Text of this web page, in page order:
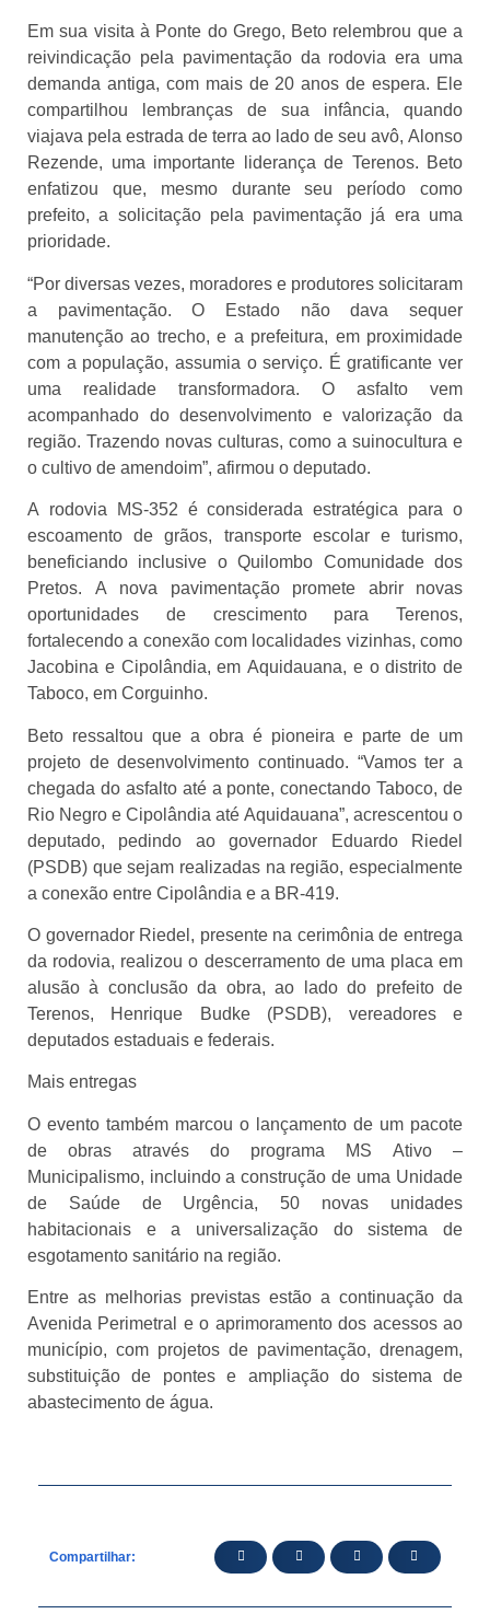
Em sua visita à Ponte do Grego, Beto relembrou que a
reivindicação pela pavimentação da rodovia era uma
demanda antiga, com mais de 20 anos de espera. Ele
compartilhou lembranças de sua infância, quando
viajava pela estrada de terra ao lado de seu avô, Alonso
Rezende, uma importante liderança de Terenos. Beto
enfatizou que, mesmo durante seu período como
prefeito, a solicitação pela pavimentação já era uma
prioridade.
“Por diversas vezes, moradores e produtores solicitaram
a pavimentação. O Estado não dava sequer
manutenção ao trecho, e a prefeitura, em proximidade
com a população, assumia o serviço. É gratificante ver
uma realidade transformadora. O asfalto vem
acompanhado do desenvolvimento e valorização da
região. Trazendo novas culturas, como a suinocultura e
o cultivo de amendoim”, afirmou o deputado.
A rodovia MS-352 é considerada estratégica para o
escoamento de grãos, transporte escolar e turismo,
beneficiando inclusive o Quilombo Comunidade dos
Pretos. A nova pavimentação promete abrir novas
oportunidades de crescimento para Terenos,
fortalecendo a conexão com localidades vizinhas, como
Jacobina e Cipolândia, em Aquidauana, e o distrito de
Taboco, em Corguinho.
Beto ressaltou que a obra é pioneira e parte de um
projeto de desenvolvimento continuado. “Vamos ter a
chegada do asfalto até a ponte, conectando Taboco, de
Rio Negro e Cipolândia até Aquidauana”, acrescentou o
deputado, pedindo ao governador Eduardo Riedel
(PSDB) que sejam realizadas na região, especialmente
a conexão entre Cipolândia e a BR-419.
O governador Riedel, presente na cerimônia de entrega
da rodovia, realizou o descerramento de uma placa em
alusão à conclusão da obra, ao lado do prefeito de
Terenos, Henrique Budke (PSDB), vereadores e
deputados estaduais e federais.
Mais entregas
O evento também marcou o lançamento de um pacote
de obras através do programa MS Ativo –
Municipalismo, incluindo a construção de uma Unidade
de Saúde de Urgência, 50 novas unidades
habitacionais e a universalização do sistema de
esgotamento sanitário na região.
Entre as melhorias previstas estão a continuação da
Avenida Perimetral e o aprimoramento dos acessos ao
município, com projetos de pavimentação, drenagem,
substituição de pontes e ampliação do sistema de
abastecimento de água.
Compartilhar: